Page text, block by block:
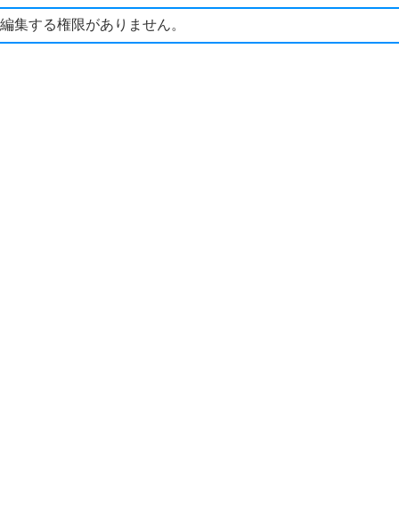
編集する権限がありません。